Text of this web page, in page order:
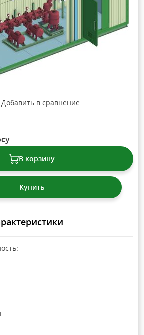
Добавить в сравнение
В корзину
Купить